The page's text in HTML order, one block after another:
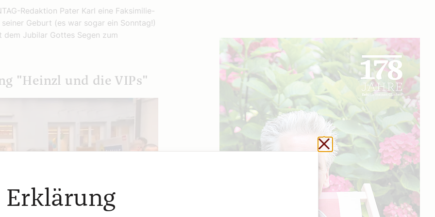
Redaktion Pater Karl eine Faksimilie-
Geburt (es war sogar ein Sonntag!)
dem Jubilar Gottes Segen zum
"Heinzl und die VIPs"
Schließen ohne zu
Erklärung